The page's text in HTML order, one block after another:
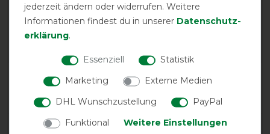
Windchill 100g - grau (navy)
Product Reviews
1
Product Rating
jederzeit ändern oder widerrufen. Weitere
Informationen findest du in unserer Daten­schutz­
erklärung.
Essenziell
Statistik
Marketing
Externe Medien
DHL Wunschzustellung
PayPal
Funktional
Weitere Einstellungen